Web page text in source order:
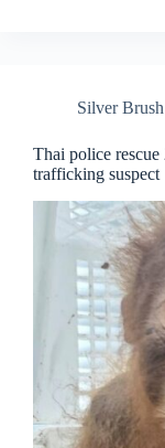
Silver Brush
Thai police rescue
trafficking suspect